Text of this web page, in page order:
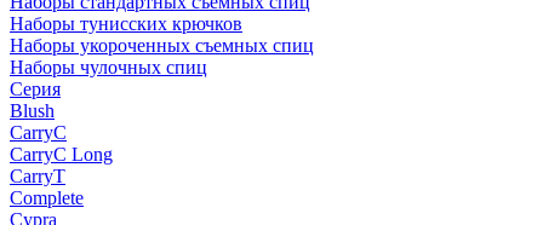
Наборы тунисских крючков
Наборы укороченных съемных спиц
Наборы чулочных спиц
Серия
Blush
CarryC
CarryC Long
CarryT
Complete
Cypra